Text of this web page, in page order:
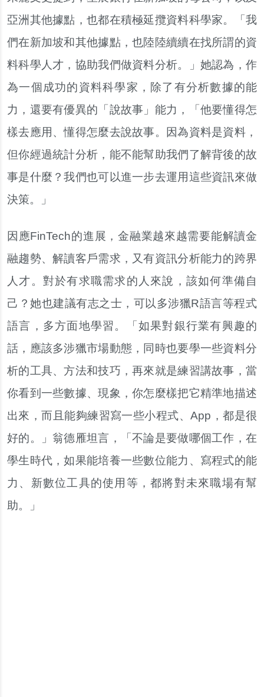
亞洲其他據點，也都在積極延攬資料科學家。「我
們在新加坡和其他據點，也陸陸續續在找所謂的資
料科學人才，協助我們做資料分析。」她認為，作
為一個成功的資料科學家，除了有分析數據的能
力，還要有優異的「說故事」能力，「他要懂得怎
樣去應用、懂得怎麼去說故事。因為資料是資料，
但你經過統計分析，能不能幫助我們了解背後的故
事是什麼？我們也可以進一步去運用這些資訊來做
決策。」
因應FinTech的進展，金融業越來越需要能解讀金
融趨勢、解讀客戶需求，又有資訊分析能力的跨界
人才。對於有求職需求的人來說，該如何準備自
己？她也建議有志之士，可以多涉獵R語言等程式
語言，多方面地學習。「如果對銀行業有興趣的
話，應該多涉獵市場動態，同時也要學一些資料分
析的工具、方法和技巧，再來就是練習講故事，當
你看到一些數據、現象，你怎麼樣把它精準地描述
出來，而且能夠練習寫一些小程式、App，都是很
好的。」翁德雁坦言，「不論是要做哪個工作，在
學生時代，如果能培養一些數位能力、寫程式的能
力、新數位工具的使用等，都將對未來職場有幫
助。」